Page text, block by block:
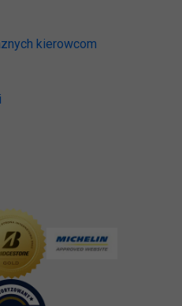
kierowcom